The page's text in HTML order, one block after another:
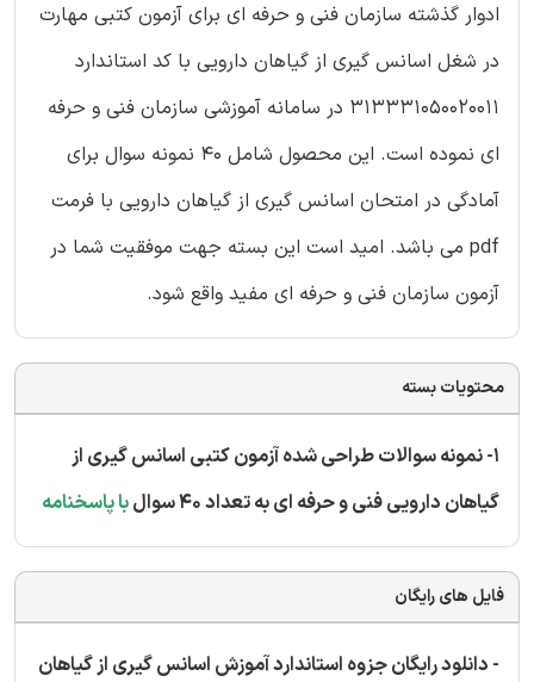
ادوار گذشته سازمان فنی و حرفه ای برای آزمون کتبی مهارت
در شغل اسانس گیری از گیاهان دارویی با کد استاندارد
313331050020011 در سامانه آموزشی سازمان فنی و حرفه
ای نموده است. این محصول شامل 40 نمونه سوال برای
آمادگی در امتحان اسانس گیری از گیاهان دارویی با فرمت
pdf می باشد. امید است این بسته جهت موفقیت شما در
آزمون سازمان فنی و حرفه ای مفید واقع شود.
محتویات بسته
1- نمونه سوالات طراحی شده آزمون کتبی اسانس گیری از
گیاهان دارویی فنی و حرفه ای به تعداد 40 سوال
با پاسخنامه
فایل های رایگان
- دانلود رایگان جزوه استاندارد آموزش اسانس گیری از گیاهان